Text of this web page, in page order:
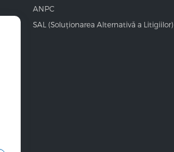
ANPC
SAL (Soluționarea Alternativă a Litigiilor)